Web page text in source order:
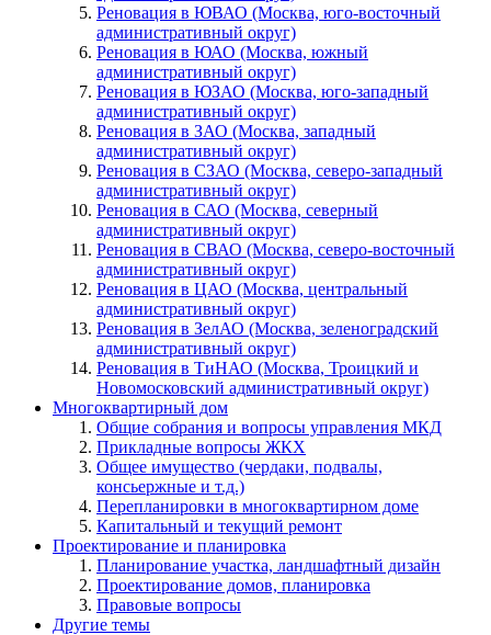
Реновация в ЮВАО (Москва, юго-восточный
административный округ)
Реновация в ЮАО (Москва, южный
административный округ)
Реновация в ЮЗАО (Москва, юго-западный
административный округ)
Реновация в ЗАО (Москва, западный
административный округ)
Реновация в СЗАО (Москва, северо-западный
административный округ)
Реновация в САО (Москва, северный
административный округ)
Реновация в СВАО (Москва, северо-восточный
административный округ)
Реновация в ЦАО (Москва, центральный
административный округ)
Реновация в ЗелАО (Москва, зеленоградский
административный округ)
Реновация в ТиНАО (Москва, Троицкий и
Новомосковский административный округ)
Многоквартирный дом
Общие собрания и вопросы управления МКД
Прикладные вопросы ЖКХ
Общее имущество (чердаки, подвалы,
консьержные и т.д.)
Перепланировки в многоквартирном доме
Капитальный и текущий ремонт
Проектирование и планировка
Планирование участка, ландшафтный дизайн
Проектирование домов, планировка
Правовые вопросы
Другие темы